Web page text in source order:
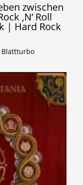
zwischen
‚N‘ Roll
| Hard Rock
Blattturbo